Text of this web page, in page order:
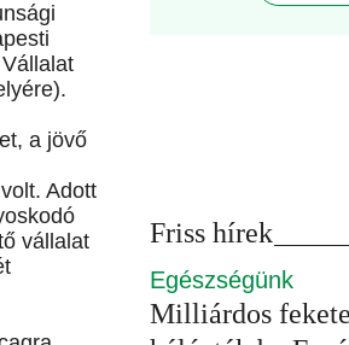
a jövő
Adott
vállalat
Friss hírek
Egészségünk
Milliárdos